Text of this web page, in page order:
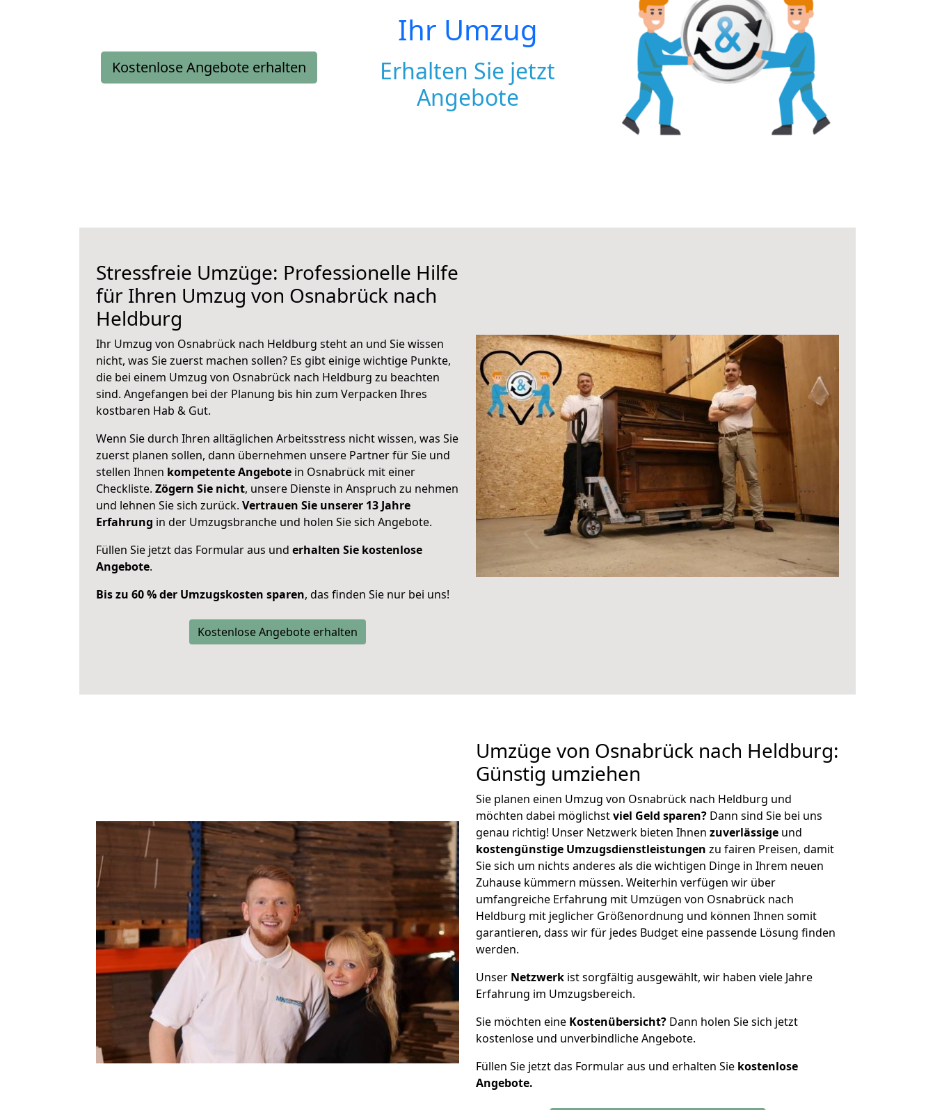
Kostenlose Angebote erhalten
Ihr Umzug
Erhalten Sie jetzt
Angebote
Stressfreie Umzüge: Professionelle Hilfe
für Ihren Umzug von Osnabrück nach
Heldburg
Ihr Umzug von Osnabrück nach Heldburg steht an und Sie wissen
nicht, was Sie zuerst machen sollen? Es gibt einige wichtige Punkte,
die bei einem Umzug von Osnabrück nach Heldburg zu beachten
sind. Angefangen bei der Planung bis hin zum Verpacken Ihres
kostbaren Hab & Gut.
Wenn Sie durch Ihren alltäglichen Arbeitsstress nicht wissen, was Sie
zuerst planen sollen, dann übernehmen unsere Partner für Sie und
stellen Ihnen kompetente Angebote in Osnabrück mit einer
Checkliste. Zögern Sie nicht, unsere Dienste in Anspruch zu nehmen
und lehnen Sie sich zurück. Vertrauen Sie unserer 13 Jahre
Erfahrung in der Umzugsbranche und holen Sie sich Angebote.
Füllen Sie jetzt das Formular aus und erhalten Sie kostenlose
Angebote.
Bis zu 60 % der Umzugskosten sparen, das finden Sie nur bei uns!
Kostenlose Angebote erhalten
Umzüge von Osnabrück nach Heldburg:
Günstig umziehen
Sie planen einen Umzug von Osnabrück nach Heldburg und
möchten dabei möglichstviel Geld sparen? Dann sind Sie bei uns
genau richtig! Unser Netzwerk bieten Ihnen zuverlässige und
kostengünstige Umzugsdienstleistungen zu fairen Preisen, damit
Sie sich um nichts anderes als die wichtigen Dinge in Ihrem neuen
Zuhause kümmern müssen. Weiterhin verfügen wir über
umfangreiche Erfahrung mit Umzügen von Osnabrück nach
Heldburg mit jeglicher Größenordnung und können Ihnen somit
garantieren, dass wir für jedes Budget eine passende Lösung finden
werden.
Unser Netzwerk ist sorgfältig ausgewählt, wir haben viele Jahre
Erfahrung im Umzugsbereich.
Sie möchten eine Kostenübersicht? Dann holen Sie sich jetzt
kostenlose und unverbindliche Angebote.
Füllen Sie jetzt das Formular aus und erhalten Sie kostenlose
Angebote.